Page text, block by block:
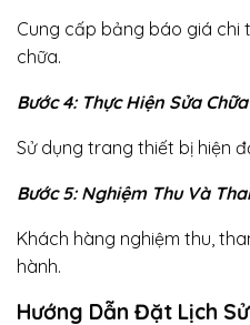
Cung cấp bảng báo giá chi
chữa.
Bước 4: Thực Hiện Sửa Chữa
Sử dụng trang thiết bị hiện
Bước 5: Nghiệm Thu Và
Khách hàng nghiệm thu,
hành.
Hướng Dẫn Đặt Lịch